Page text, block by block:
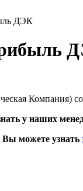
ДЭК
Компания)
у наших
можете узнать